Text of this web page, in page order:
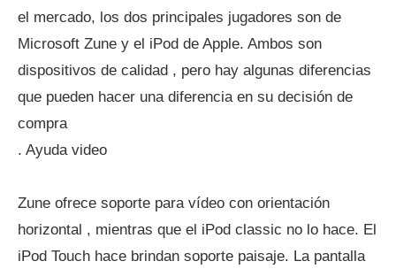
el mercado, los dos principales jugadores son de
Microsoft Zune y el iPod de Apple. Ambos son
dispositivos de calidad , pero hay algunas diferencias
que pueden hacer una diferencia en su decisión de
compra
. Ayuda video
Zune ofrece soporte para vídeo con orientación
horizontal , mientras que el iPod classic no lo hace. El
iPod Touch hace brindan soporte paisaje. La pantalla